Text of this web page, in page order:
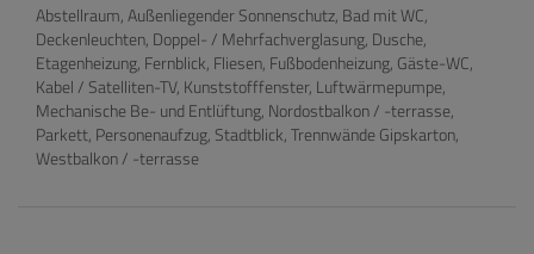
Abstellraum Außenliegender Sonnenschutz Bad mit WC
Deckenleuchten Doppel- / Mehrfachverglasung Dusche
Etagenheizung Fernblick Fliesen Fußbodenheizung Gäste-WC
Kabel / Satelliten-TV Kunststofffenster Luftwärmepumpe
Mechanische Be- und Entlüftung Nordostbalkon / -terrasse
Parkett Personenaufzug Stadtblick Trennwände Gipskarton
Westbalkon / -terrasse